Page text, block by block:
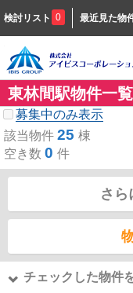
検討リスト 0 最近見た物
東林間駅物件一覧
募集中のみ表示
該当物件 25 棟
空き数 0 件
さら
チェックした物件